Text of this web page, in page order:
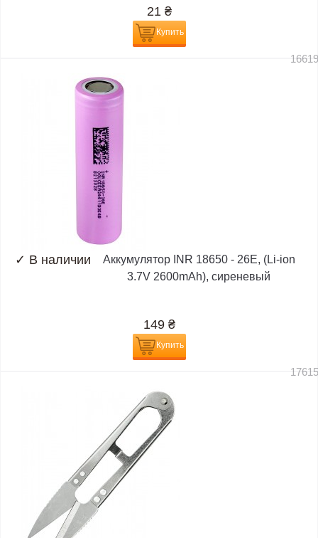
21 ₴
Купить
✓ В наличии
Аккумулятор INR 18650 - 26E, (Li-ion
3.7V 2600mAh), сиреневый
149 ₴
Купить